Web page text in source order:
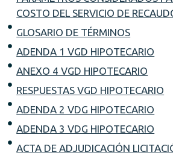
COSTO DEL SERVICIO DE
GLOSARIO DE TÉRMINOS
ADENDA 1 VGD HIPOTECARIO
ANEXO 4 VGD HIPOTECARIO
RESPUESTAS VGD HIPOTECARIO
ADENDA 2 VDG HIPOTECARIO
ADENDA 3 VDG HIPOTECARIO
ACTA DE ADJUDICACIÓN